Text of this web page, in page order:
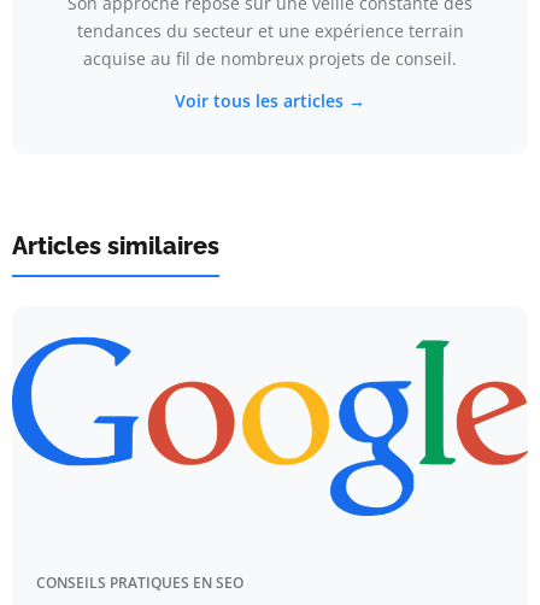
tendances du secteur et une expérience terrain
acquise au fil de nombreux projets de conseil.
Voir tous les articles →
Articles similaires
CONSEILS PRATIQUES EN SEO